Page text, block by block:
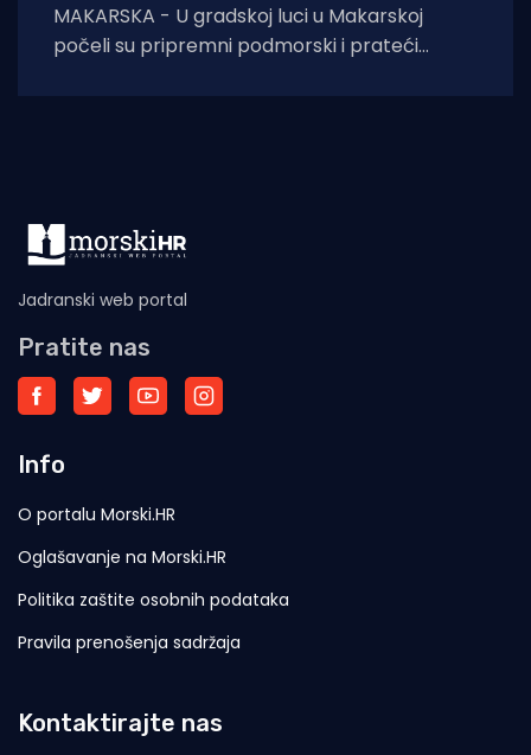
MAKARSKA - U gradskoj luci u Makarskoj
počeli su pripremni podmorski i prateći
Jadranski web portal
Pratite nas
Info
O portalu Morski.HR
Oglašavanje na Morski.HR
Politika zaštite osobnih podataka
Pravila prenošenja sadržaja
Kontaktirajte nas